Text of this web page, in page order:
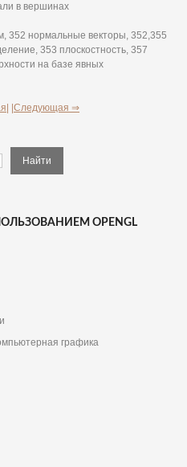
в вершинах
352 нормальные векторы, 352,355
353 плоскостность, 357
на базе явных
|Следующая ⇒
OPENGL
графика